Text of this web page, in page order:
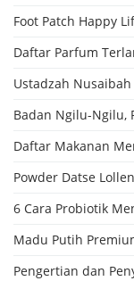
Foot Patch Happy
Daftar Parfum
Ustadzah
Badan Ngilu-Ngilu,
Daftar Makanan
Powder Datse
6 Cara Probiotik
Madu Putih
Pengertian dan